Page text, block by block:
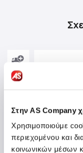
Στην AS Company
Χρησιμοποιούμε
περιεχομένου και
κοινωνικών μέσων